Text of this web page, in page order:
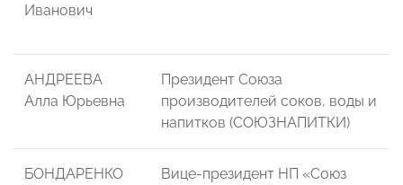
Иванович
АНДРЕЕВА
Алла Юрьевна
Президент Союза
производителей соков, воды и
напитков (СОЮЗНАПИТКИ)
БОНДАРЕНКО
Вице-президент НП «Союз